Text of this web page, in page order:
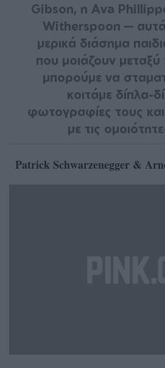
Gibson, η Ava
Witherspoon — αυτά
μερικά διάσημα
που μοιάζουν μεταξύ
μπορούμε να
κοιτάμε δίπλα-
φωτογραφίες τους
με τις
Patrick Schwarzenegger &